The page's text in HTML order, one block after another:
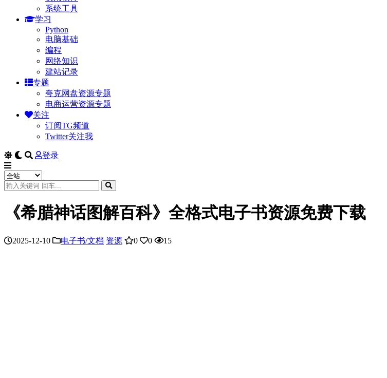
系统工具
学习
Python
电脑基础
编程
网络知识
建站记录
专题
夸克网盘资源专题
电商运营资源专题
关注
订阅TG频道
Twitter关注我
登录
《希腊神话图解百科》全格式电子书资源免费下载
2025-12-10 电子书/文档 资源 0 0 15